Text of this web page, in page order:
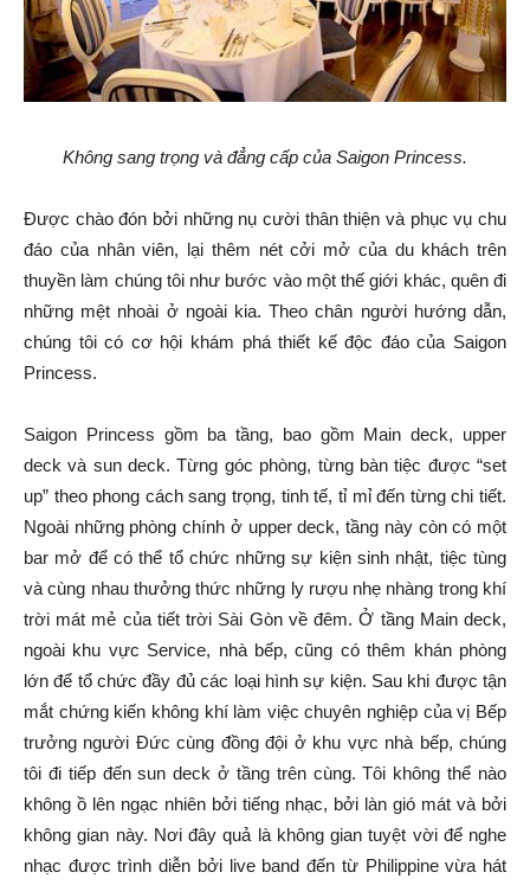
Không sang trọng và đẳng cấp của Saigon Princess.
Được chào đón bởi những nụ cười thân thiện và phục vụ chu
đáo của nhân viên, lại thêm nét cởi mở của du khách trên
thuyền làm chúng tôi như bước vào một thế giới khác, quên đi
những mệt nhoài ở ngoài kia. Theo chân người hướng dẫn,
chúng tôi có cơ hội khám phá thiết kế độc đáo của Saigon
Princess.
Saigon Princess gồm ba tầng, bao gồm Main deck, upper
deck và sun deck. Từng góc phòng, từng bàn tiệc được “set
up” theo phong cách sang trọng, tinh tế, tỉ mỉ đến từng chi tiết.
Ngoài những phòng chính ở upper deck, tầng này còn có một
bar mở để có thể tổ chức những sự kiện sinh nhật, tiệc tùng
và cùng nhau thưởng thức những ly rượu nhẹ nhàng trong khí
trời mát mẻ của tiết trời Sài Gòn về đêm. Ở tầng Main deck,
ngoài khu vực Service, nhà bếp, cũng có thêm khán phòng
lớn để tổ chức đầy đủ các loại hình sự kiện. Sau khi được tận
mắt chứng kiến không khí làm việc chuyên nghiệp của vị Bếp
trưởng người Đức cùng đồng đội ở khu vực nhà bếp, chúng
tôi đi tiếp đến sun deck ở tầng trên cùng. Tôi không thể nào
không ồ lên ngạc nhiên bởi tiếng nhạc, bởi làn gió mát và bởi
không gian này. Nơi đây quả là không gian tuyệt vời để nghe
nhạc được trình diễn bởi live band đến từ Philippine vừa hát